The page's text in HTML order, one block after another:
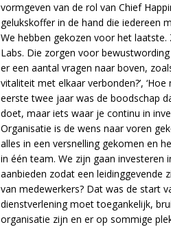
vormgeven van de rol van Chief
gelukskoffer in de hand die iedereen
We hebben gekozen voor het
Labs. Die zorgen voor
er een aantal vragen naar boven,
vitaliteit met elkaar verbonden?’,
eerste twee jaar was de boodschap
doet, maar iets waar je continu in
Organisatie is de wens naar voren
alles in een versnelling gekomen en
in één team. We zijn gaan investeren
aanbieden zodat een leidinggevende
van medewerkers? Dat was de start
dienstverlening moet toegankelijk,
organisatie zijn en er op sommige